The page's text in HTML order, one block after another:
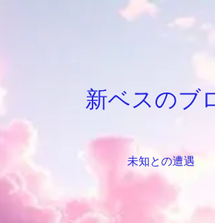
新ベスのブ
未知との遭遇